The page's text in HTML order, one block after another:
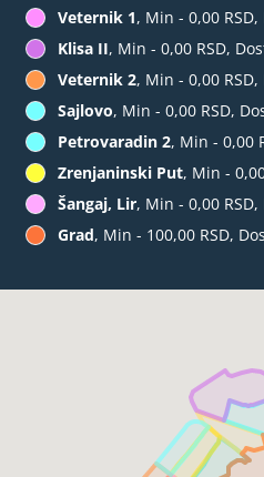
Veternik 1, Min - 0,00
Klisa II, Min - 0,00 RSD,
Veternik 2, Min - 0,00
Sajlovo, Min - 0,00 RSD,
Petrovaradin 2, Min - 0,00
Zrenjaninski Put, Min -
Šangaj, Lir, Min - 0,00
Grad, Min - 100,00 RSD,